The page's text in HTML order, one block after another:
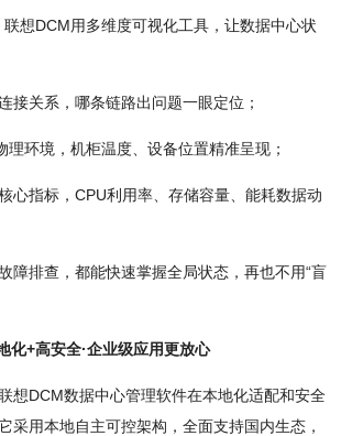
联想DCM用多维度可视化工具，让数据中心状
接关系，哪条链路出问题一眼定位；
环境，机柜温度、设备位置精准呈现；
心指标，CPU利用率、存储容量、能耗数据动
障排查，都能快速掌握全局状态，再也不用“盲
化+高安全·企业级应用更放心
想DCM数据中心管理软件在本地化适配和安全
采用本地自主可控架构，全面支持国内生态，